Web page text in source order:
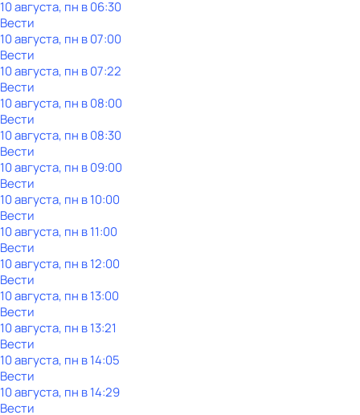
10 августа, пн в 06:30
Вести
10 августа, пн в 07:00
Вести
10 августа, пн в 07:22
Вести
10 августа, пн в 08:00
Вести
10 августа, пн в 08:30
Вести
10 августа, пн в 09:00
Вести
10 августа, пн в 10:00
Вести
10 августа, пн в 11:00
Вести
10 августа, пн в 12:00
Вести
10 августа, пн в 13:00
Вести
10 августа, пн в 13:21
Вести
10 августа, пн в 14:05
Вести
10 августа, пн в 14:29
Вести